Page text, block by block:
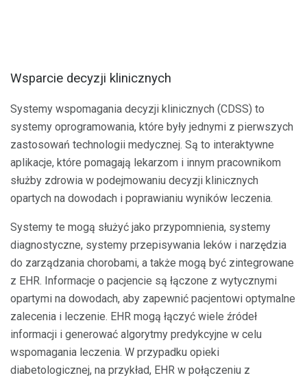
Wsparcie decyzji klinicznych
Systemy wspomagania decyzji klinicznych (CDSS) to
systemy oprogramowania, które były jednymi z pierwszych
zastosowań technologii medycznej. Są to interaktywne
aplikacje, które pomagają lekarzom i innym pracownikom
służby zdrowia w podejmowaniu decyzji klinicznych
opartych na dowodach i poprawianiu wyników leczenia.
Systemy te mogą służyć jako przypomnienia, systemy
diagnostyczne, systemy przepisywania leków i narzędzia
do zarządzania chorobami, a także mogą być zintegrowane
z EHR. Informacje o pacjencie są łączone z wytycznymi
opartymi na dowodach, aby zapewnić pacjentowi optymalne
zalecenia i leczenie. EHR mogą łączyć wiele źródeł
informacji i generować algorytmy predykcyjne w celu
wspomagania leczenia. W przypadku opieki
diabetologicznej, na przykład, EHR w połączeniu z